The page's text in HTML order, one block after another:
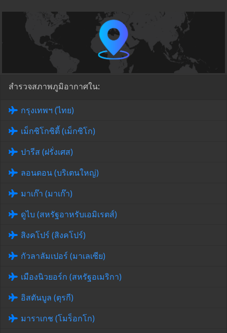
สำรวจสภาพภูมิอากาศใน:
กรุงเทพฯ (ไทย)
เม็กซิโกซิตี้ (เม็กซิโก)
ปารีส (ฝรั่งเศส)
ลอนดอน (บริเตนใหญ่)
มาเก๊า (มาเก๊า)
ดูไบ (สหรัฐอาหรับเอมิเรตส์)
สิงคโปร์ (สิงคโปร์)
กัวลาลัมเปอร์ (มาเลเซีย)
เมืองนิวยอร์ก (สหรัฐอเมริกา)
อิสตันบูล (ตุรกี)
มาราเกช (โมร็อกโก)